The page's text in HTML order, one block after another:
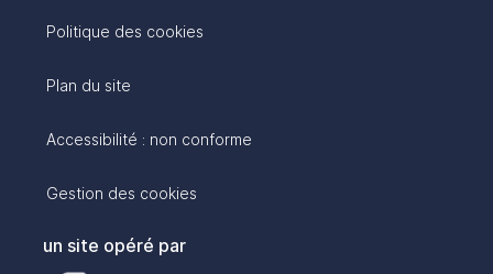
Politique des cookies
Plan du site
Accessibilité : non conforme
Gestion des cookies
un site opéré par